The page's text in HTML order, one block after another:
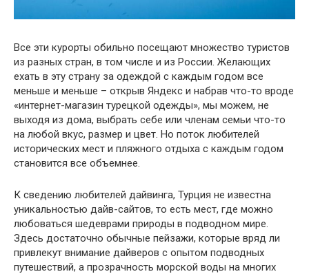
Все эти курорты обильно посещают множество туристов
из разных стран, в том числе и из России. Желающих
ехать в эту страну за одеждой с каждым годом все
меньше и меньше – открыв Яндекс и набрав что-то вроде
«интернет-магазин турецкой одежды», мы можем, не
выходя из дома, выбрать себе или членам семьи что-то
на любой вкус, размер и цвет. Но поток любителей
исторических мест и пляжного отдыха с каждым годом
становится все объемнее.
К сведению любителей дайвинга, Турция не известна
уникальностью дайв-сайтов, то есть мест, где можно
любоваться шедеврами природы в подводном мире.
Здесь достаточно обычные пейзажи, которые вряд ли
привлекут внимание дайверов с опытом подводных
путешествий, а прозрачность морской воды на многих